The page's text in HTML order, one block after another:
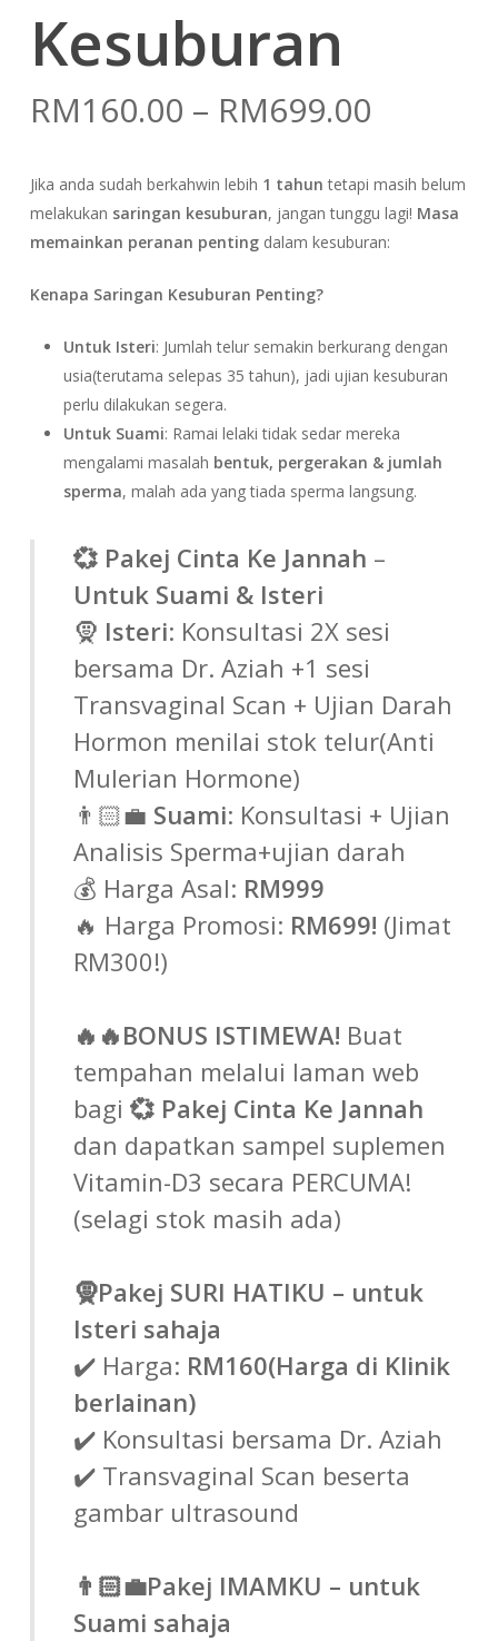
Kesuburan
RM160.00 – RM699.00Price
through
Jika anda sudah berkahwin lebih 1 tahun tetapi masih belum
melakukan saringan kesuburan, jangan tunggu lagi! Masa
memainkan peranan pentingdalam kesuburan:
Kenapa Saringan Kesuburan Penting?
Untuk Isteri: Jumlah telur semakin berkurang dengan
usia(terutama selepas 35 tahun), jadi ujian kesuburan
perlu dilakukan segera.
Untuk Suami: Ramai lelaki tidak sedar mereka
mengalami masalah bentuk, pergerakan & jumlah
sperma, malah ada yang tiada sperma langsung.
💞 Pakej Cinta Ke Jannah –
Untuk Suami & Isteri
🧕 Isteri: Konsultasi 2X sesi
bersama Dr. Aziah +1 sesi
Transvaginal Scan + Ujian Darah
Hormon menilai stok telur(Anti
Mulerian Hormone)
👨🏻‍💼 Suami: Konsultasi + Ujian
Analisis Sperma+ujian darah
💰 Harga Asal: RM999
🔥 Harga Promosi: RM699! (Jimat
RM300!)
🔥🔥BONUS ISTIMEWA! Buat
tempahan melalui laman web
bagi💞 Pakej Cinta Ke Jannah
dan dapatkan sampel suplemen
Vitamin-D3 secara PERCUMA!
(selagi stok masih ada)
🧕Pakej SURI HATIKU – untuk
Isteri sahaja
✔️ Harga: RM160(Harga di Klinik
berlainan)
✔️ Konsultasi bersama Dr. Aziah
✔️ Transvaginal Scan beserta
gambar ultrasound
👨🏻‍💼Pakej IMAMKU – untuk
Suami sahaja